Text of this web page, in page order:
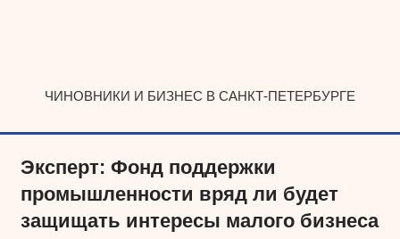
ЧИНОВНИКИ И БИЗНЕС В САНКТ-ПЕТЕРБУРГЕ
Эксперт: Фонд поддержки
промышленности вряд ли будет
защищать интересы малого бизнеса